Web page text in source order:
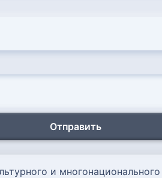
Отправить
и